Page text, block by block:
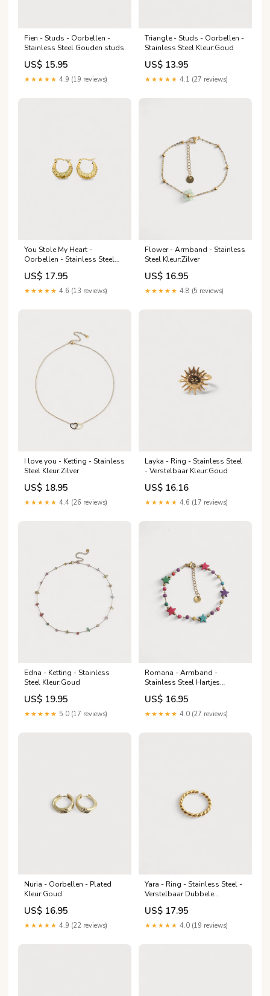
Fien - Studs - Oorbellen -
Stainless Steel Gouden studs
US$ 15.95
★★★★★ 4.9 (19 reviews)
Triangle - Studs - Oorbellen -
Stainless Steel Kleur:Goud
US$ 13.95
★★★★★ 4.1 (27 reviews)
You Stole My Heart -
Oorbellen - Stainless Steel
Minimalistische oorbellen
US$ 17.95
★★★★★ 4.6 (13 reviews)
Flower - Armband - Stainless
Steel Kleur:Zilver
US$ 16.95
★★★★★ 4.8 (5 reviews)
I love you - Ketting - Stainless
Steel Kleur:Zilver
US$ 18.95
★★★★★ 4.4 (26 reviews)
Layka - Ring - Stainless Steel
- Verstelbaar Kleur:Goud
US$ 16.16
★★★★★ 4.6 (17 reviews)
Edna - Ketting - Stainless
Steel Kleur:Goud
US$ 19.95
★★★★★ 5.0 (17 reviews)
Romana - Armband -
Stainless Steel Hartjes
sieraden
US$ 16.95
★★★★★ 4.0 (27 reviews)
Nuria - Oorbellen - Plated
Kleur:Goud
US$ 16.95
★★★★★ 4.9 (22 reviews)
Yara - Ring - Stainless Steel -
Verstelbaar Dubbele
kettingen
US$ 17.95
★★★★★ 4.0 (19 reviews)